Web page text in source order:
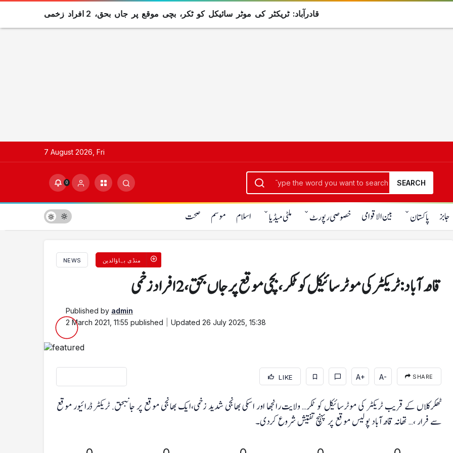
7 August 2026, Fri
SEARCH
0
جابز پاکستان بین الاقوامی خصوصی رپورٹ ملٹی میڈیا اسلام موسم صحت
NEWS منڈی بہاؤالدین
قادرآباد: ٹریکٹر کی موٹر سائیکل کو ٹکر، بچی موقع پر جاں بحق، 2 افراد زخمی
Published by admin
2 March 2021, 11:55 published Updated 26 July 2025, 15:38
LIKE A+ A- SHARE
ٹھکرکلاں کے قریب ٹریکٹر کی موٹرسائیکل کو ٹکر… ولایت رانجھا اور اسکی بھانجی شدید زخمی،ایک بھانجی موقع پر جانبحق. ٹریکٹر ڈرائیور موقع
سے فرار ،… تھانہ قادرآباد پولیس موقع پر پہنچ تفتیش شروع کردی۔
قادرآباد: ٹریکٹر کی موٹر سائیکل کو ٹکر، بچی موقع پر جاں بحق، 2 افراد زخمی